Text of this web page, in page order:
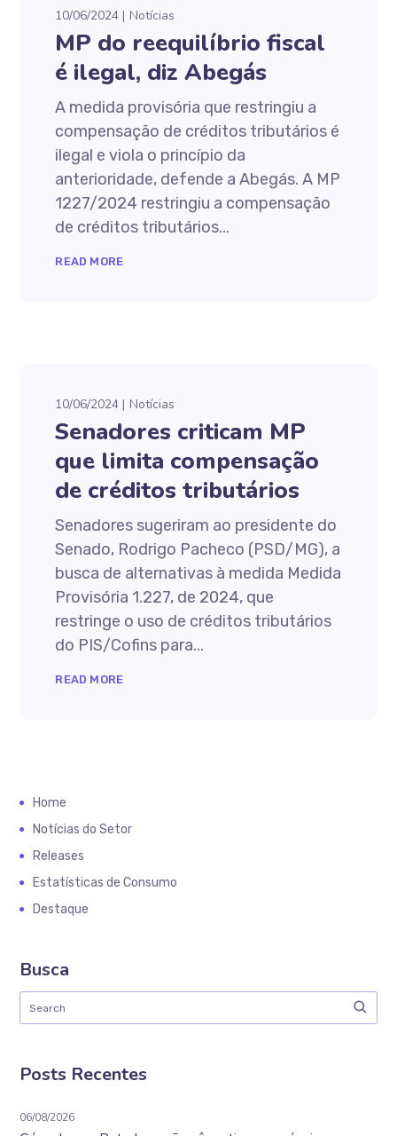
10/06/2024 Notícias
MP do reequilíbrio fiscal
é ilegal, diz Abegás
A medida provisória que restringiu a
compensação de créditos tributários é
ilegal e viola o princípio da
anterioridade, defende a Abegás. A MP
1227/2024 restringiu a compensação
de créditos tributários...
READ MORE
10/06/2024 Notícias
Senadores criticam MP
que limita compensação
de créditos tributários
Senadores sugeriram ao presidente do
Senado, Rodrigo Pacheco (PSD/MG), a
busca de alternativas à medida Medida
Provisória 1.227, de 2024, que
restringe o uso de créditos tributários
do PIS/Cofins para...
READ MORE
Home
Notícias do Setor
Releases
Estatísticas de Consumo
Destaque
Busca
Posts Recentes
06/08/2026